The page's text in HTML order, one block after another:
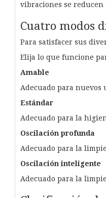
vibraciones se reducen
Cuatro modos
Para satisfacer sus
Elija lo que funcione
Amable
Adecuado para nuevos
Estándar
Adecuado para la
Oscilación profunda
Adecuado para la
Oscilación inteligente
Adecuado para la